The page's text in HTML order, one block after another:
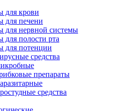
для крови
для печени
для нервной системы
для полости рта
для потенции
средства
препараты
средства